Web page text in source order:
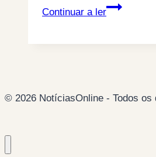
Continuar a ler
O
Angola
© 2026 NotíciasOnline - Todos os